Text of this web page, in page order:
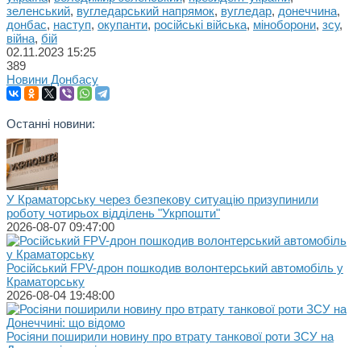
зеленський, вугледарський напрямок, вугледар, донеччина,
донбас, наступ, окупанти, російські війська, міноборони, зсу,
війна, бій
02.11.2023 15:25
389
Новини Донбасу
Останні новини:
У Краматорську через безпекову ситуацію призупинили
роботу чотирьох відділень "Укрпошти"
2026-08-07 09:47:00
Російський FPV-дрон пошкодив волонтерський автомобіль у
Краматорську
2026-08-04 19:48:00
Росіяни поширили новину про втрату танкової роти ЗСУ на